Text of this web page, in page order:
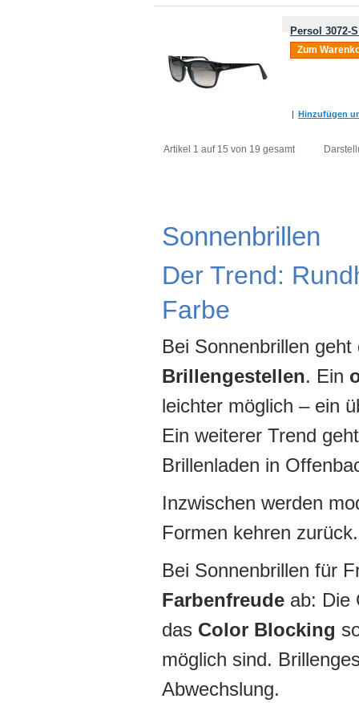
Persol 3072-
Zum
| Hinzufügen
Artikel 1 auf 15 von 19 gesamt
Sonnenbrillen
Der Trend:
Farbe
Bei Sonnenbrillen
Brillengestellen. Ein
leichter möglich – ein
Ein weiterer Trend
Brillenladen in
Inzwischen werden
Formen kehren zurück.
Bei Sonnenbrillen für
Farbenfreude ab: Die
das Color Blocking
möglich sind.
Abwechslung.